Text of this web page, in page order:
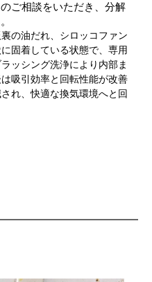
ご相談をいただき、分解
の油だれ、シロッコファン
固着している状態で、専用
ッシング洗浄により内部ま
吸引効率と回転性能が改善
れ、快適な換気環境へと回